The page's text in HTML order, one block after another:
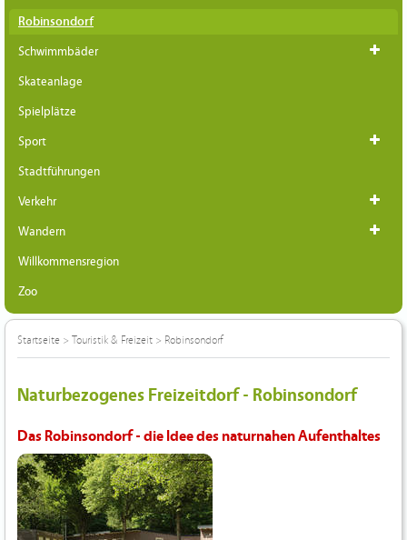
Robinsondorf
Schwimmbäder
Skateanlage
Spielplätze
Sport
Stadtführungen
Verkehr
Wandern
Willkommensregion
Zoo
Startseite > Touristik & Freizeit > Robinsondorf
Naturbezogenes Freizeitdorf - Robinsondorf
Das Robinsondorf - die Idee des naturnahen Aufenthaltes